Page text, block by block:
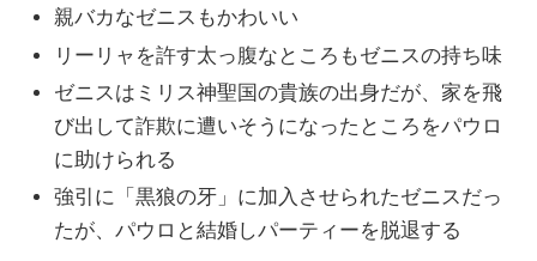
親バカなゼニスもかわいい
リーリャを許す太っ腹なところもゼニスの持ち味
ゼニスはミリス神聖国の貴族の出身だが、家を飛
び出して詐欺に遭いそうになったところをパウロ
に助けられる
強引に「黒狼の牙」に加入させられたゼニスだっ
たが、パウロと結婚しパーティーを脱退する